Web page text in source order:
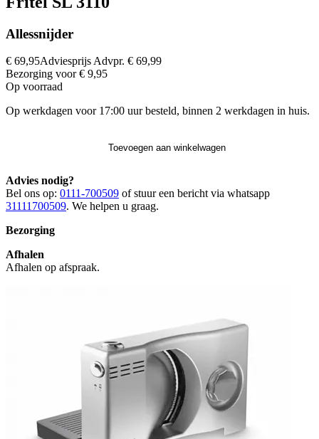
Allessnijder
€ 69,95Adviesprijs Advpr. € 69,99
Bezorging voor € 9,95
Op voorraad
Op werkdagen voor 17:00 uur besteld, binnen 2 werkdagen in huis.
Toevoegen aan winkelwagen
Advies nodig?
Bel ons op: 0111-700509 of stuur een bericht via whatsapp
31111700509. We helpen u graag.
Bezorging
Afhalen
Afhalen op afspraak.